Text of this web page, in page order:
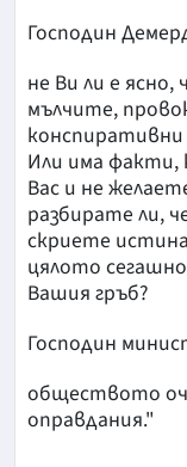
Господин
не Ви ли е
мълчите,
конспиративни
Или има факти,
Вас и не
разбирате ли,
скриете
цялото
Вашия гръб?
Господин
обществото
оправдания."